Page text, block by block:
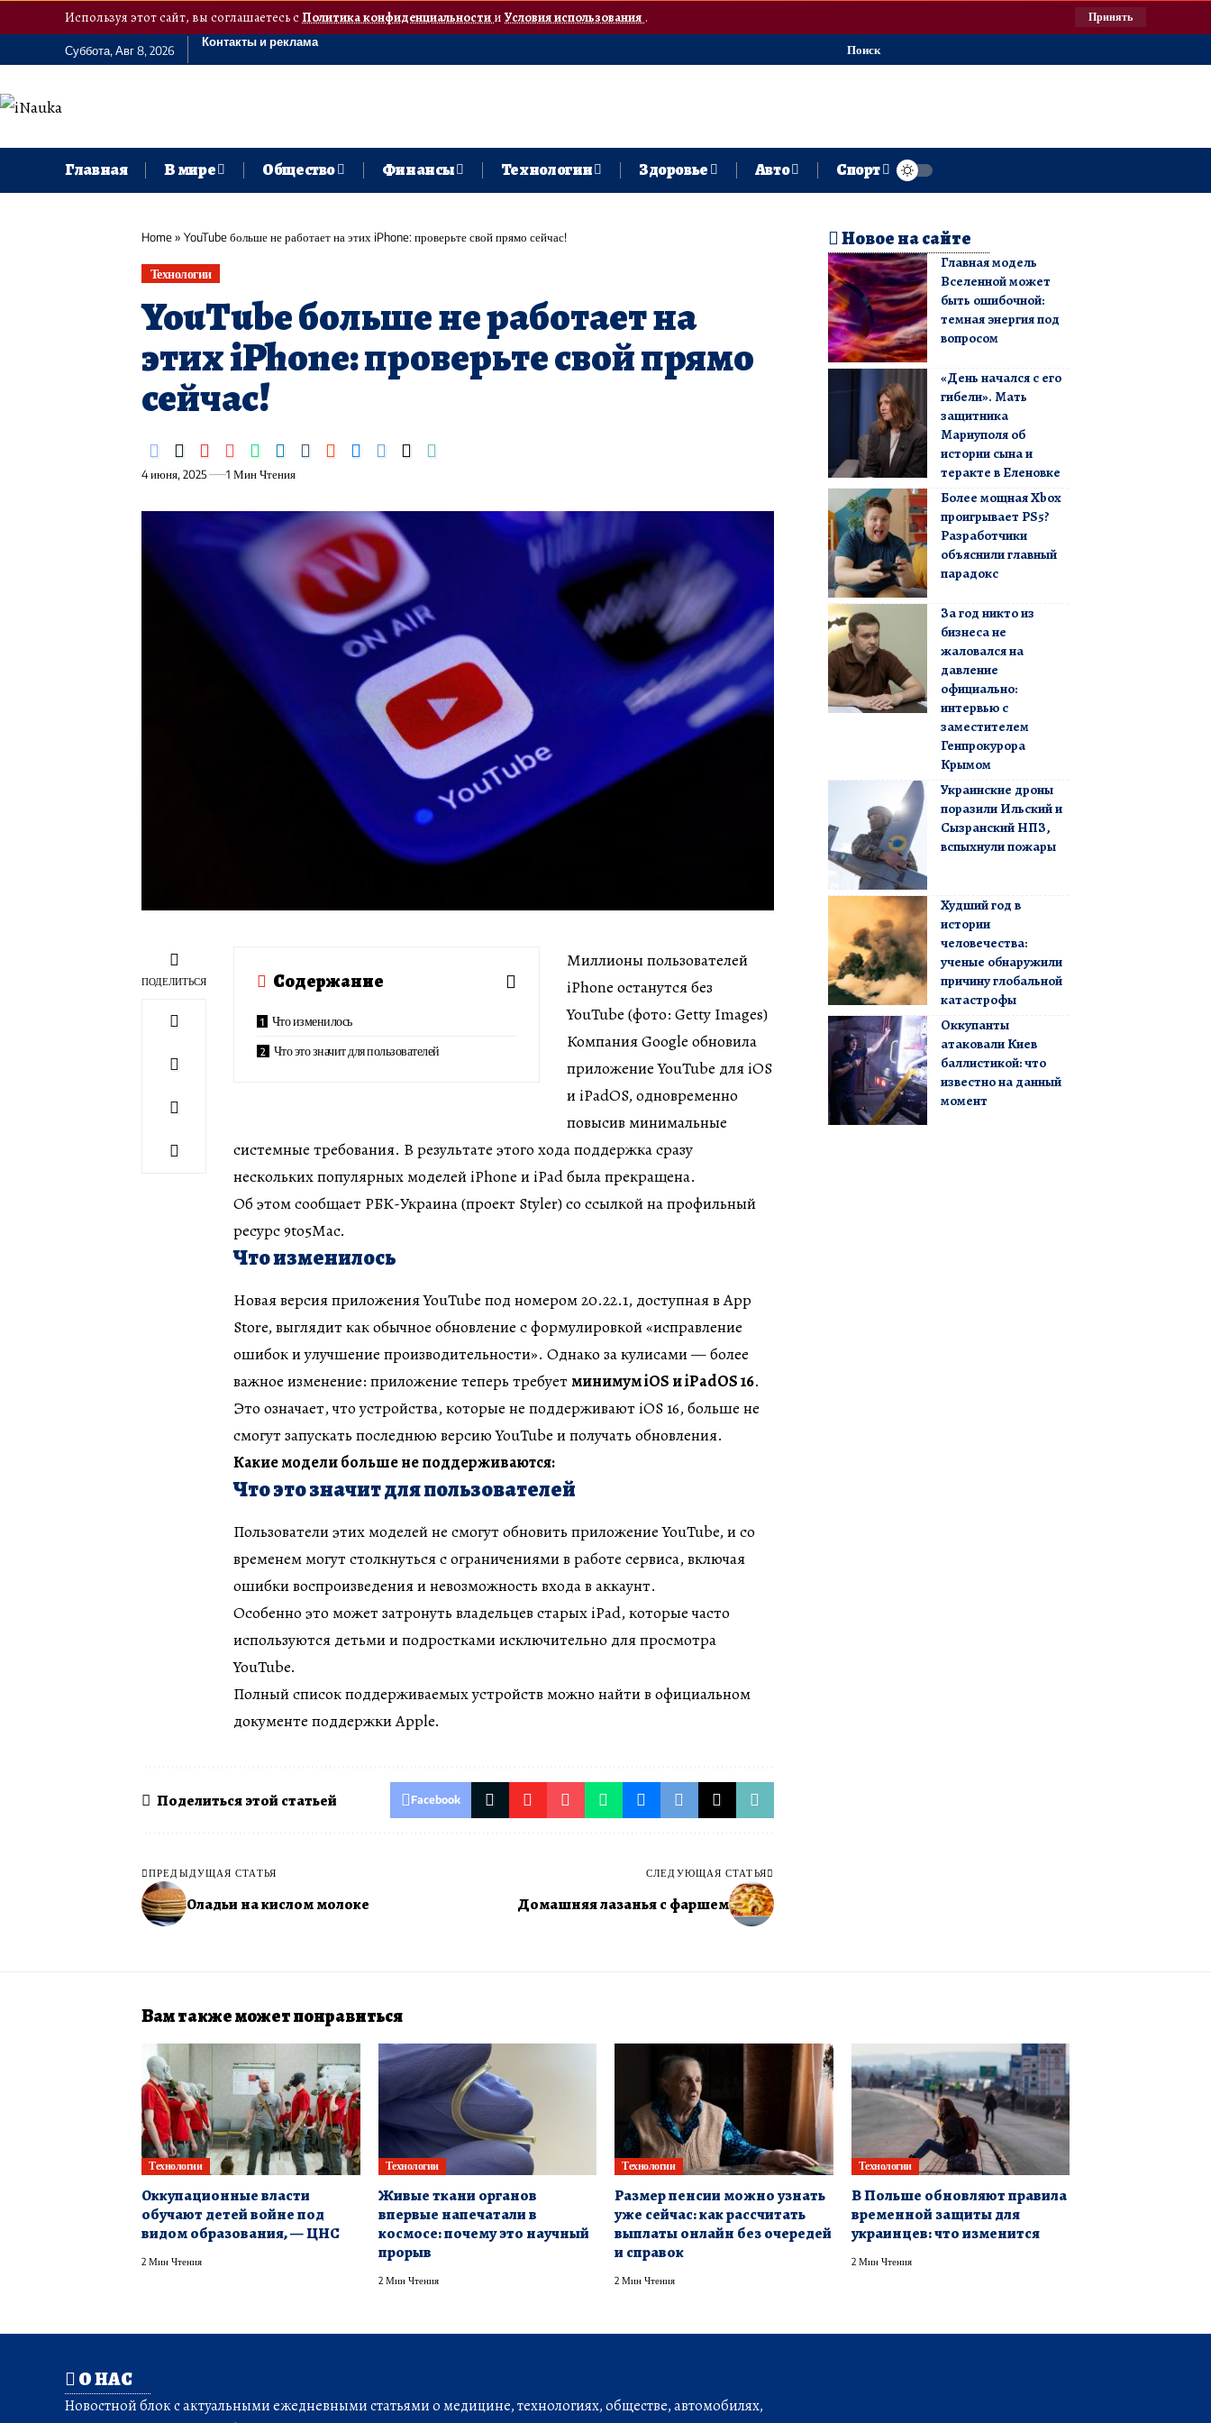
Используя этот сайт, вы соглашаетесь сПолитика конфиденциальностии Условия использования. Принять
Суббота, Авг 8, 2026
Контакты и реклама
Поиск
Главная В мире Общество Финансы Технологии Здоровье Авто Спорт
Home» YouTube больше не работает на этих iPhone: проверьте свой прямо сейчас!
Технологии
YouTube больше не работает на
этих iPhone: проверьте свой прямо
сейчас!
4 июня, 2025 1 Мин Чтения
ПОДЕЛИТЬСЯ Содержание
Что изменилось
Что это значит для пользователей
Миллионы пользователей
iPhone останутся без
YouTube (фото: Getty Images)
Компания Google обновила
приложение YouTube для iOS
и iPadOS, одновременно
повысив минимальные
системные требования. В результате этого хода поддержка сразу
нескольких популярных моделей iPhone и iPad была прекращена.
Об этом сообщает РБК-Украина (проект Styler) со ссылкой на профильный
ресурс 9to5Mac.
Что изменилось
Новая версия приложения YouTube под номером 20.22.1, доступная в App
Store, выглядит как обычное обновление с формулировкой «исправление
ошибок и улучшение производительности». Однако за кулисами — более
важное изменение: приложение теперь требует минимум iOS и iPadOS 16.
Это означает, что устройства, которые не поддерживают iOS 16, больше не
смогут запускать последнюю версию YouTube и получать обновления.
Какие модели больше не поддерживаются:
Что это значит для пользователей
Пользователи этих моделей не смогут обновить приложение YouTube, и со
временем могут столкнуться с ограничениями в работе сервиса, включая
ошибки воспроизведения и невозможность входа в аккаунт.
Особенно это может затронуть владельцев старых iPad, которые часто
используются детьми и подростками исключительно для просмотра
YouTube.
Полный список поддерживаемых устройств можно найти в официальном
документе поддержки Apple.
Поделиться этой статьей Facebook
ПРЕДЫДУЩАЯ СТАТЬЯ
Оладьи на кислом молоке
СЛЕДУЮЩАЯ СТАТЬЯ
Домашняя лазанья с фаршем
Новое на сайте
Главная модель
Вселенной может
быть ошибочной:
темная энергия под
вопросом
«День начался с его
гибели». Мать
защитника
Мариуполя об
истории сына и
теракте в Еленовке
Более мощная Xbox
проигрывает PS5?
Разработчики
объяснили главный
парадокс
За год никто из
бизнеса не
жаловался на
давление
официально:
интервью с
заместителем
Генпрокурора
Крымом
Украинские дроны
поразили Ильский и
Сызранский НПЗ,
вспыхнули пожары
Худший год в
истории
человечества:
ученые обнаружили
причину глобальной
катастрофы
Оккупанты
атаковали Киев
баллистикой: что
известно на данный
момент
Вам также может понравиться
Технологии
Оккупационные власти
обучают детей войне под
видом образования, — ЦНС
2 Мин Чтения
Технологии
Живые ткани органов
впервые напечатали в
космосе: почему это научный
прорыв
2 Мин Чтения
Технологии
Размер пенсии можно узнать
уже сейчас: как рассчитать
выплаты онлайн без очередей
и справок
2 Мин Чтения
Технологии
В Польше обновляют правила
временной защиты для
украинцев: что изменится
2 Мин Чтения
О НАС
Новостной блок с актуальными ежедневными статьями о медицине, технологиях, обществе, автомобилях,